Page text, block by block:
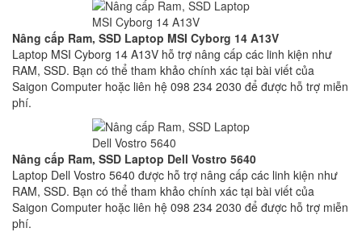
Nâng cấp Ram, SSD Laptop MSI Cyborg 14 A13V
Laptop MSI Cyborg 14 A13V hỗ trợ nâng cấp các linh kiện như
RAM, SSD. Bạn có thể tham khảo chính xác tại bài viết của
Saigon Computer hoặc liên hệ 098 234 2030 để được hỗ trợ miễn
phí.
Nâng cấp Ram, SSD Laptop Dell Vostro 5640
Laptop Dell Vostro 5640 được hỗ trợ nâng cấp các linh kiện như
RAM, SSD. Bạn có thể tham khảo chính xác tại bài viết của
Saigon Computer hoặc liên hệ 098 234 2030 để được hỗ trợ miễn
phí.